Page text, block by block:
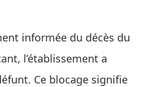
informée du décès du
l’établissement a
Ce blocage signifie